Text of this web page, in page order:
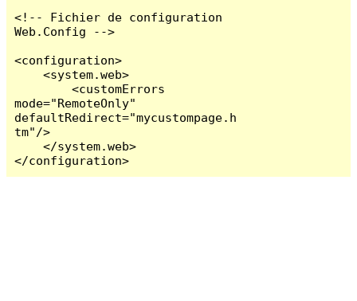
<!-- Fichier de configuration
Web.Config -->
<configuration>
    <system.web>
        <customErrors
mode="RemoteOnly"
defaultRedirect="mycustompage.h
tm"/>
    </system.web>
</configuration>